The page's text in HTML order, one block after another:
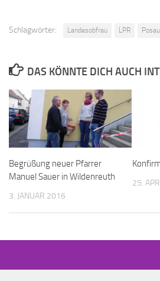
Schlagwörter: Landesobfrau LPR
DAS KÖNNTE DICH AUCH
Begrüßung neuer Pfarrer
Manuel Sauer in Wildenreuth
3. JANUAR 2016
25.